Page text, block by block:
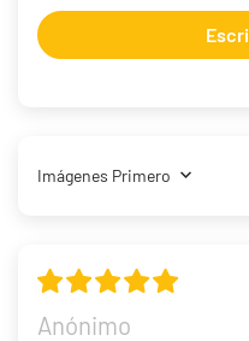
Sort by
Anónimo